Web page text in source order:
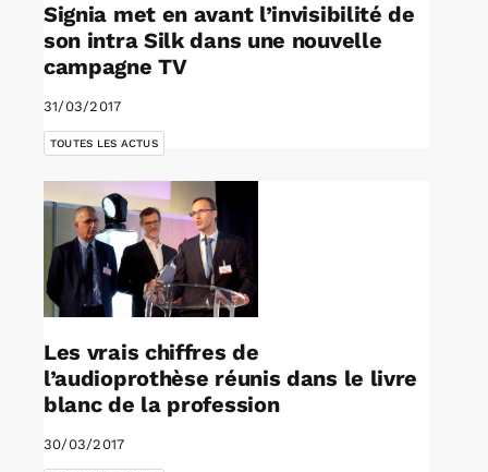
Signia met en avant l’invisibilité de
son intra Silk dans une nouvelle
campagne TV
31/03/2017
TOUTES LES ACTUS
Les vrais chiffres de
l’audioprothèse réunis dans le livre
blanc de la profession
30/03/2017